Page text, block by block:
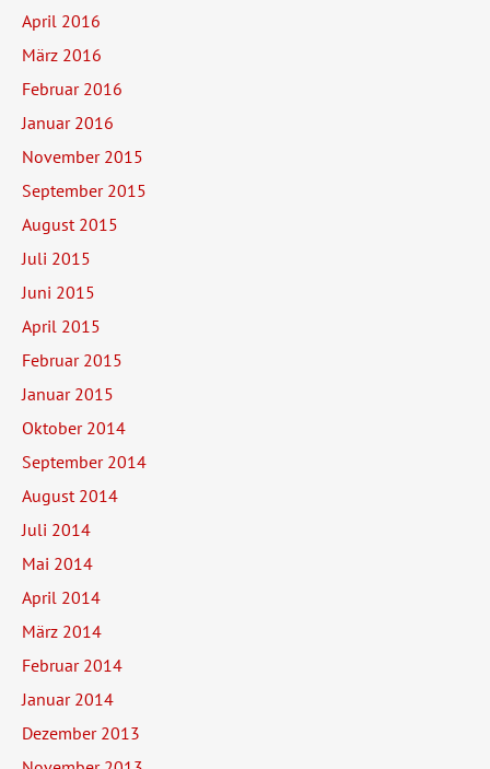
April 2016
März 2016
Februar 2016
Januar 2016
November 2015
September 2015
August 2015
Juli 2015
Juni 2015
April 2015
Februar 2015
Januar 2015
Oktober 2014
September 2014
August 2014
Juli 2014
Mai 2014
April 2014
März 2014
Februar 2014
Januar 2014
Dezember 2013